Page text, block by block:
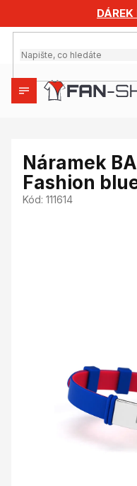
obsah
Náramek
Fashion
Kód: 111614